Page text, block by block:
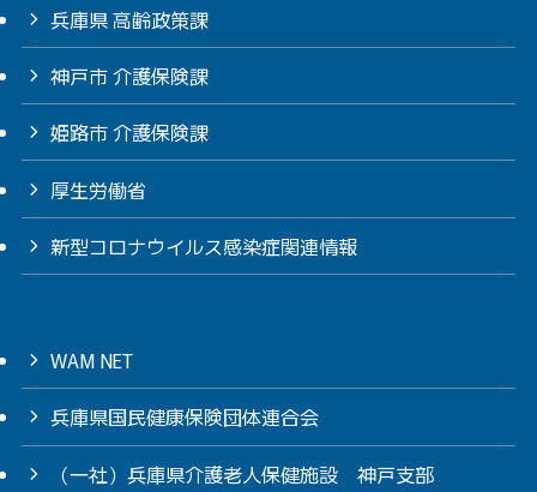
兵庫県 高齢政策課
神戸市 介護保険課
姫路市 介護保険課
厚生労働省
新型コロナウイルス感染症関連情報
WAM NET
兵庫県国民健康保険団体連合会
（一社）兵庫県介護老人保健施設 神戸支部